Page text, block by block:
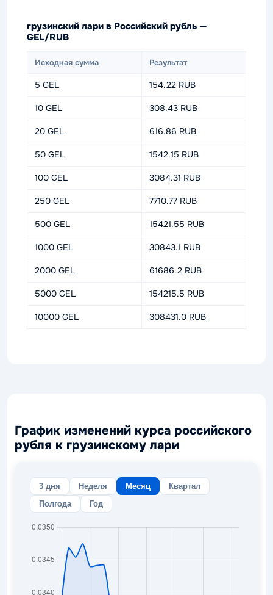
грузинский лари в Российский рубль —
GEL/RUB
Исходная сумма Результат
5 GEL 154.22 RUB
10 GEL 308.43 RUB
20 GEL 616.86 RUB
50 GEL 1542.15 RUB
100 GEL 3084.31 RUB
250 GEL 7710.77 RUB
500 GEL 15421.55 RUB
1000 GEL 30843.1 RUB
2000 GEL 61686.2 RUB
5000 GEL 154215.5 RUB
10000 GEL 308431.0 RUB
График изменений курса российского
рубля к грузинскому лари
3 дня Неделя Месяц
Квартал
Полгода
Год